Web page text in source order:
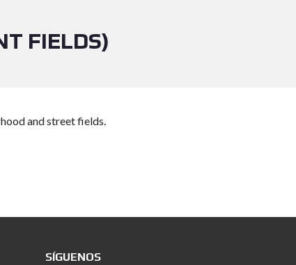
FIELDS)
and street fields.
SÍGUENOS